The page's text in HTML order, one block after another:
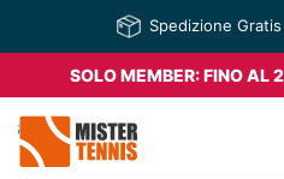
Spedizione
SOLO MEMBER: FINO AL